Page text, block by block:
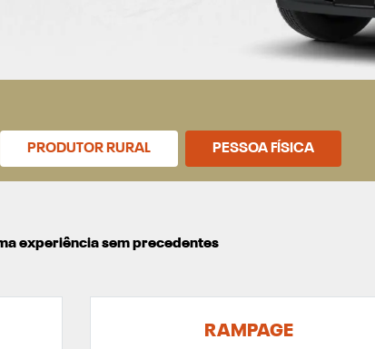
PRODUTOR RURAL PESSOA FÍSICA
experiência sem precedentes
RAMPAGE